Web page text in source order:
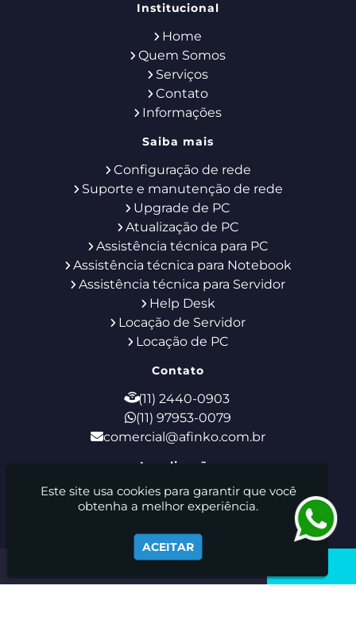
Institucional
Home
Quem Somos
Serviços
Contato
Informações
Saiba mais
Configuração de rede
Suporte e manutenção de rede
Upgrade de PC
Atualização de PC
Assistência técnica para PC
Assistência técnica para Notebook
Assistência técnica para Servidor
Help Desk
Locação de Servidor
Locação de PC
Contato
(11) 2440-0903
(11) 97953-0079
comercial@afinko.com.br
Localização
Rua Godofredo Furtado, 28 - Tucuruvi - São
Paulo / SP - CEP: 02308-110
Afinko Locação E Manutenção De Equipamentos De
Informática Ltda - Suporte de TI - Locação de Notebooks
Este site usa cookies para garantir que você
obtenha a melhor experiência.
ACEITAR